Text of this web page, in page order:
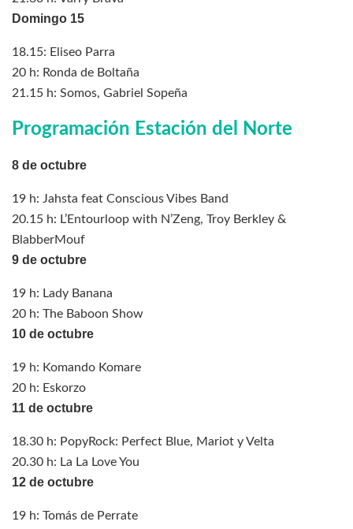
Domingo 15
18.15: Eliseo Parra
20 h: Ronda de Boltaña
21.15 h: Somos, Gabriel Sopeña
Programación Estación del Norte
8 de octubre
19 h: Jahsta feat Conscious Vibes Band
20.15 h: L’Entourloop with N’Zeng, Troy Berkley &
BlabberMouf
9 de octubre
19 h: Lady Banana
20 h: The Baboon Show
10 de octubre
19 h: Komando Komare
20 h: Eskorzo
11 de octubre
18.30 h: PopyRock: Perfect Blue, Mariot y Velta
20.30 h: La La Love You
12 de octubre
19 h: Tomás de Perrate